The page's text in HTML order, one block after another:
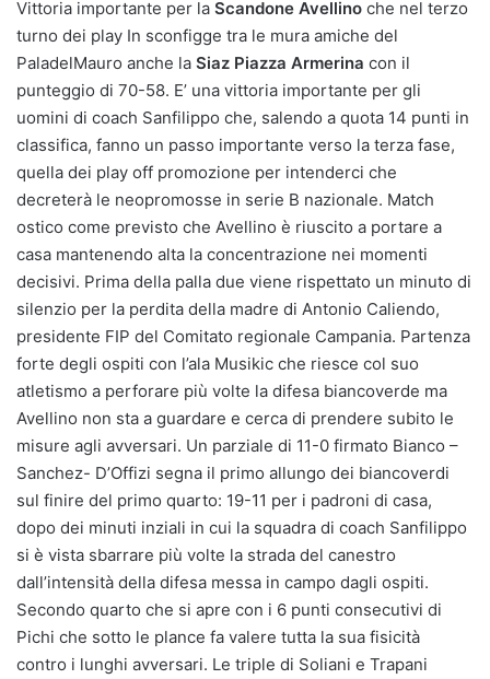
Vittoria importante per la Scandone Avellino che nel terzo
turno dei play In sconfigge tra le mura amiche del
PaladelMauro anche la Siaz Piazza Armerina con il
punteggio di 70-58. E’ una vittoria importante per gli
uomini di coach Sanfilippo che, salendo a quota 14 punti in
classifica, fanno un passo importante verso la terza fase,
quella dei play off promozione per intenderci che
decreterà le neopromosse in serie B nazionale. Match
ostico come previsto che Avellino è riuscito a portare a
casa mantenendo alta la concentrazione nei momenti
decisivi. Prima della palla due viene rispettato un minuto di
silenzio per la perdita della madre di Antonio Caliendo,
presidente FIP del Comitato regionale Campania. Partenza
forte degli ospiti con l’ala Musikic che riesce col suo
atletismo a perforare più volte la difesa biancoverde ma
Avellino non sta a guardare e cerca di prendere subito le
misure agli avversari. Un parziale di 11-0 firmato Bianco –
Sanchez- D’Offizi segna il primo allungo dei biancoverdi
sul finire del primo quarto: 19-11 per i padroni di casa,
dopo dei minuti inziali in cui la squadra di coach Sanfilippo
si è vista sbarrare più volte la strada del canestro
dall’intensità della difesa messa in campo dagli ospiti.
Secondo quarto che si apre con i 6 punti consecutivi di
Pichi che sotto le plance fa valere tutta la sua fisicità
contro i lunghi avversari. Le triple di Soliani e Trapani